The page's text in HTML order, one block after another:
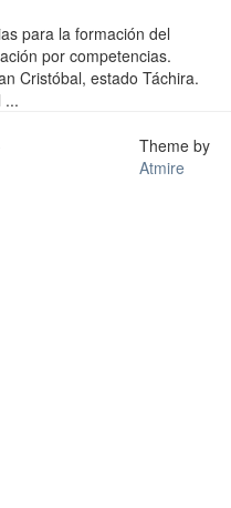
para la formación del
por competencias.
Cristóbal, estado Táchira.
...
Theme by
Atmire